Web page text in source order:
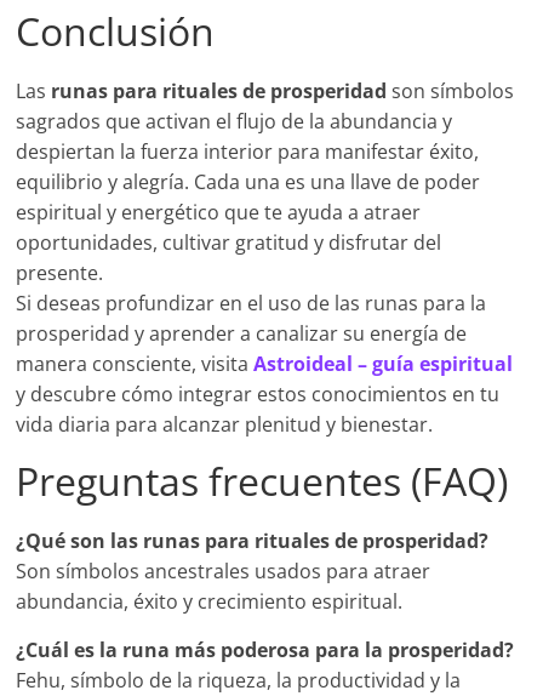
Conclusión
Las runas para rituales de prosperidad son símbolos
sagrados que activan el flujo de la abundancia y
despiertan la fuerza interior para manifestar éxito,
equilibrio y alegría. Cada una es una llave de poder
espiritual y energético que te ayuda a atraer
oportunidades, cultivar gratitud y disfrutar del
presente.
Si deseas profundizar en el uso de las runas para la
prosperidad y aprender a canalizar su energía de
manera consciente, visitaAstroideal – guía espiritual
y descubre cómo integrar estos conocimientos en tu
vida diaria para alcanzar plenitud y bienestar.
Preguntas frecuentes (FAQ)
¿Qué son las runas para rituales de prosperidad?
Son símbolos ancestrales usados para atraer
abundancia, éxito y crecimiento espiritual.
¿Cuál es la runa más poderosa para la prosperidad?
Fehu, símbolo de la riqueza, la productividad y la